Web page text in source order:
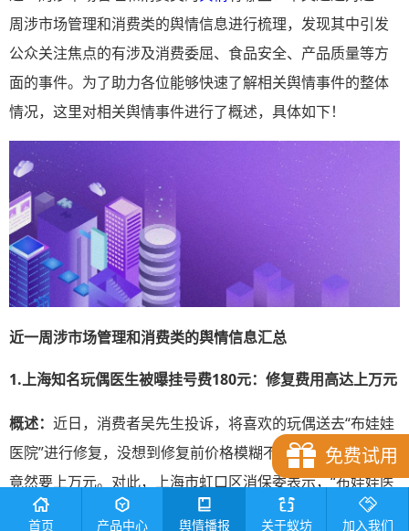
周涉市场管理和消费类的舆情信息进行梳理，发现其中引发
公众关注焦点的有涉及消费委屈、食品安全、产品质量等方
面的事件。为了助力各位能够快速了解相关舆情事件的整体
情况，这里对相关舆情事件进行了概述，具体如下！
近一周涉市场管理和消费类的舆情信息汇总
1.上海知名玩偶医生被曝挂号费180元：修复费用高达上万元
概述： 近日，消费者吴先生投诉，将喜欢的玩偶送去“布娃娃
医院”进行修复，没想到修复前价格模糊不清，修复完后费用
竟然要上万元。对此，上海市虹口区消保委表示，“布娃娃医
院”在修复过程中的层层加码，严重侵犯了消费者权益。消费
免费试用
首页 产品中心 舆情播报 关于蚁坊 加入我们